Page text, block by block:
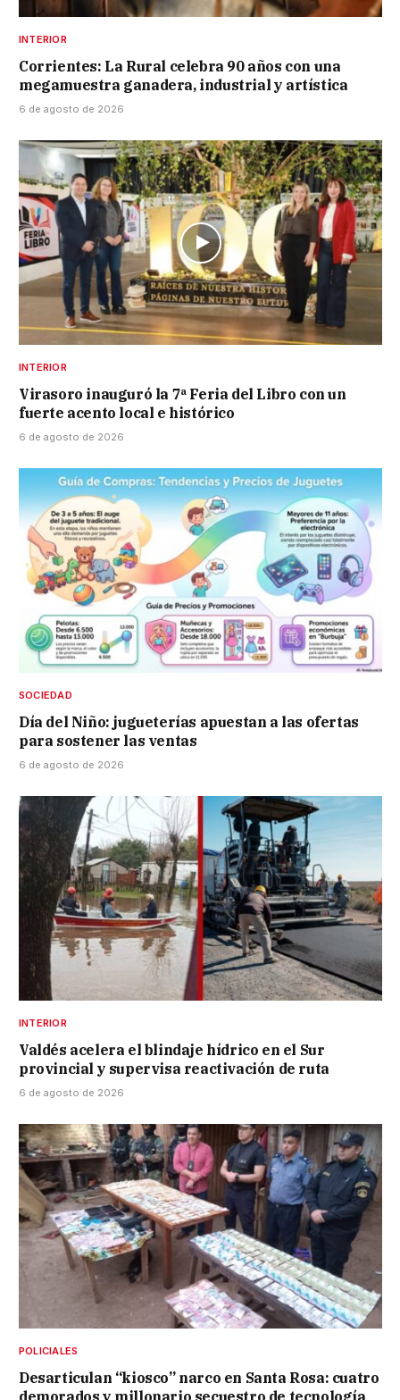
INTERIOR
Corrientes: La Rural celebra 90 años con una
megamuestra ganadera, industrial y artística
6 de agosto de 2026
INTERIOR
Virasoro inauguró la 7ª Feria del Libro con un
fuerte acento local e histórico
6 de agosto de 2026
SOCIEDAD
Día del Niño: jugueterías apuestan a las ofertas
para sostener las ventas
6 de agosto de 2026
INTERIOR
Valdés acelera el blindaje hídrico en el Sur
provincial y supervisa reactivación de ruta
6 de agosto de 2026
POLICIALES
Desarticulan “kiosco” narco en Santa Rosa: cuatro
demorados y millonario secuestro de tecnología